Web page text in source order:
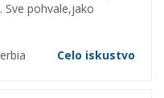
Sve pohvale,jako
Celo iskustvo